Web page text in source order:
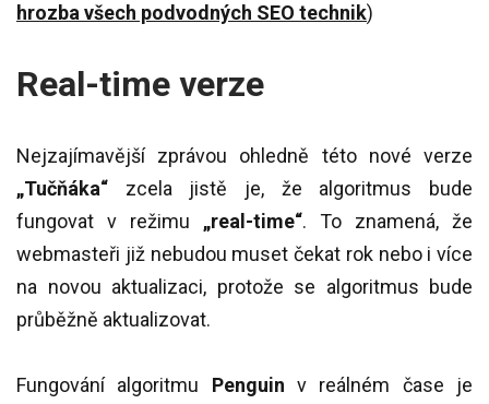
hrozba všech podvodných SEO technik)
Real-time verze
Nejzajímavější zprávou ohledně této nové verze
„Tučňáka“ zcela jistě je, že algoritmus bude
fungovat v režimu „real-time“. To znamená, že
webmasteři již nebudou muset čekat rok nebo i více
na novou aktualizaci, protože se algoritmus bude
průběžně aktualizovat.
Fungování algoritmu Penguinv reálném čase je